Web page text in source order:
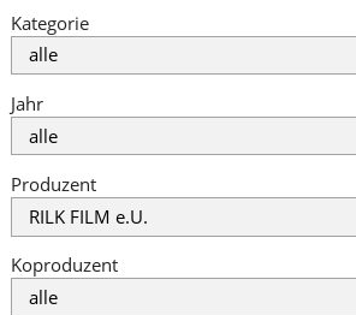
Kategorie
Jahr
Produzent
Koproduzent